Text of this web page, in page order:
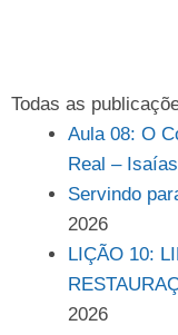
Todas as
Aula 08: O
Real –
Servindo
2026
LIÇÃO 10:
2026